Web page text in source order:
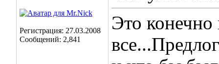
Регистрация: 27.03.2008
Сообщений: 2,841
Это конечно